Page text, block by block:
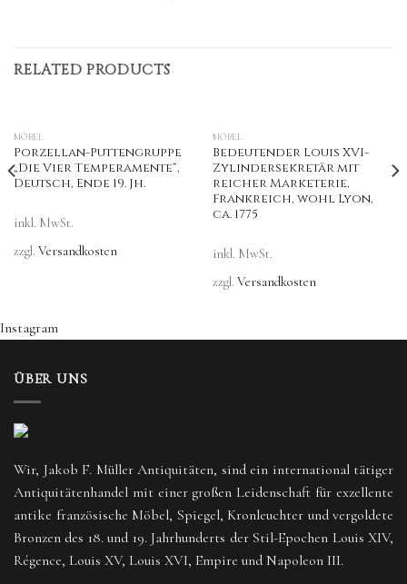
RELATED PRODUCTS
MÖBEL
Porzellan-Puttengruppe
„Die Vier Temperamente“,
Deutsch, Ende 19. Jh.
inkl. MwSt.
zzgl. Versandkosten
MÖBEL
Bedeutender Louis XVI-
Zylindersekretär mit
reicher Marketerie,
Frankreich, wohl Lyon,
ca. 1775
inkl. MwSt.
zzgl. Versandkosten
Instagram
ÜBER UNS
Wir, Jakob F. Müller Antiquitäten, sind ein international tätiger
Antiquitätenhandel mit einer großen Leidenschaft für exzellente
antike französische Möbel, Spiegel, Kronleuchter und vergoldete
Bronzen des 18. und 19. Jahrhunderts der Stil-Epochen Louis XIV,
Régence, Louis XV, Louis XVI, Empire und Napoleon III.